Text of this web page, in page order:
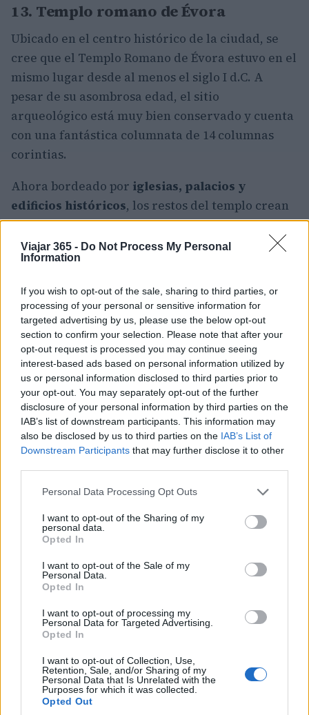
Viajar 365 - Do Not Process My Personal
Information
If you wish to opt-out of the sale, sharing to third parties, or
processing of your personal or sensitive information for
targeted advertising by us, please use the below opt-out
section to confirm your selection. Please note that after your
opt-out request is processed you may continue seeing
interest-based ads based on personal information utilized by
us or personal information disclosed to third parties prior to
your opt-out. You may separately opt-out of the further
disclosure of your personal information by third parties on the
IAB’s list of downstream participants. This information may
also be disclosed by us to third parties on the IAB’s List of
Downstream Participants that may further disclose it to other
Please note that this website/app uses one or more Google
not limited to your visit or usage behaviour. You may click to
grant or deny consent to Google and its third-party tags to
use your data for below specified purposes in below Google
consent section.
Personal Data Processing Opt Outs
I want to opt-out of the Sharing of my
personal data.
Opted In
I want to opt-out of the Sale of my
Personal Data.
Opted In
I want to opt-out of processing my
Personal Data for Targeted Advertising.
Opted In
I want to opt-out of Collection, Use,
Retention, Sale, and/or Sharing of my
Personal Data that Is Unrelated with the
Purposes for which it was collected.
Opted Out
13. Templo romano de Évora
Ubicado en el centro histórico de la ciudad, se
cree que el Templo Romano de Évora estuvo en el
mismo lugar desde al menos el siglo I d.C. A
pesar de su asombrosa edad, el sitio
arqueológico está muy bien conservado y cuenta
con una fantástica columnata de 14 columnas
corintias.
Ahora bordeado por iglesias, palacios y
edificios históricos, los restos del templo crean
una vista muy impresionante. Uno de los
yacimientos romanos más importantes de la
Península Ibérica, el Templo Romano de Évora es
populares de la ciudad.
12. Valle del río Duero
Serpenteando lentamente a través de suaves
colinas, fértiles viñedos y exuberantes tierras de
cultivo, el valle del río Duero alberga algunos de
los paisajes más románticos de Portugal. El
tercer río más largo de la Península Ibérica, el
En el camino, hay pequeños pueblos y aldeas
con castillos en ruinas y antiguas granjas de
piedra que bordean sus verdes laderas. Una
actividad muy popular es realizar un crucero
panorámico por el valle del río Duero y hacer
locales y excelentes vinosen sus magníficas
bodegas y viñedos.